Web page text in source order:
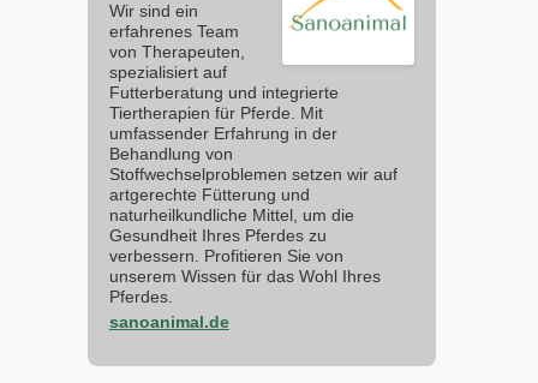
Wir sind ein
erfahrenes Team
von Therapeuten,
spezialisiert auf
Futterberatung und integrierte
Tiertherapien für Pferde. Mit
umfassender Erfahrung in der
Behandlung von
Stoffwechselproblemen setzen wir auf
artgerechte Fütterung und
naturheilkundliche Mittel, um die
Gesundheit Ihres Pferdes zu
verbessern. Profitieren Sie von
unserem Wissen für das Wohl Ihres
Pferdes.
sanoanimal.de